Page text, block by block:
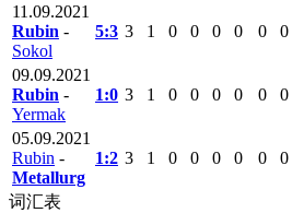
11.09.2021
Rubin -
Sokol
5:3 3 1 0 0 0 0 0 0
09.09.2021
Rubin -
Yermak
1:0 3 1 0 0 0 0 0 0
05.09.2021
Rubin -
Metallurg
1:2 3 1 0 0 0 0 0 0
词汇表